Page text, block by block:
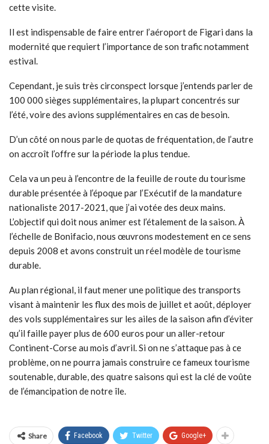
cette visite.
Il est indispensable de faire entrer l’aéroport de Figari dans la
modernité que requiert l’importance de son trafic notamment
estival.
Cependant, je suis très circonspect lorsque j’entends parler de
100 000 sièges supplémentaires, la plupart concentrés sur
l’été, voire des avions supplémentaires en cas de besoin.
D’un côté on nous parle de quotas de fréquentation, de l’autre
on accroît l’offre sur la période la plus tendue.
Cela va un peu à l’encontre de la feuille de route du tourisme
durable présentée à l’époque par l’Exécutif de la mandature
nationaliste 2017-2021, que j’ai votée des deux mains.
L’objectif qui doit nous animer est l’étalement de la saison. À
l’échelle de Bonifacio, nous œuvrons modestement en ce sens
depuis 2008 et avons construit un réel modèle de tourisme
durable.
Au plan régional, il faut mener une politique des transports
visant à maintenir les flux des mois de juillet et août, déployer
des vols supplémentaires sur les ailes de la saison afin d’éviter
qu’il faille payer plus de 600 euros pour un aller-retour
Continent-Corse au mois d’avril. Si on ne s’attaque pas à ce
problème, on ne pourra jamais construire ce fameux tourisme
soutenable, durable, des quatre saisons qui est la clé de voûte
de l’émancipation de notre île.
Share Facebook Twitter Google+